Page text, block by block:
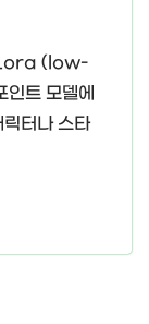
Lora (low-
트 모델에
터나 스타